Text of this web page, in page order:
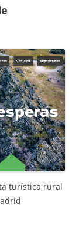
turística rural